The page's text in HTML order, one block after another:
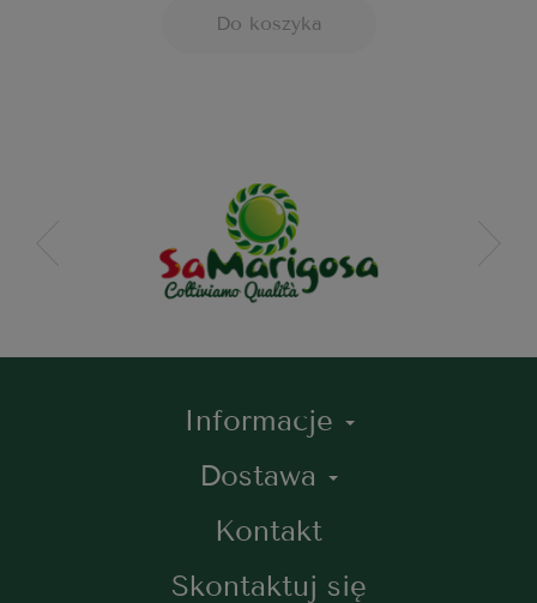
Do koszyka
Informacje
Dostawa
Kontakt
Skontaktuj się